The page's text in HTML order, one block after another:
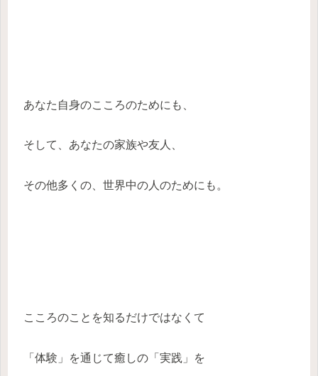
あなた自身のこころのためにも、
そして、あなたの家族や友人、
その他多くの、世界中の人のためにも。
こころのことを知るだけではなくて
「体験」を通じて癒しの「実践」を